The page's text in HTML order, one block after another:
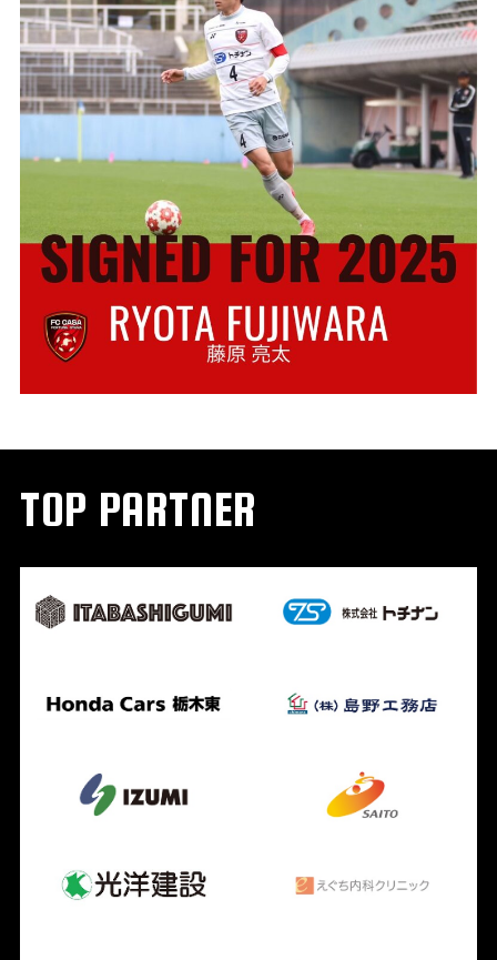
TOP PARTNER